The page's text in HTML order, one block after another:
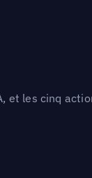
et les cinq